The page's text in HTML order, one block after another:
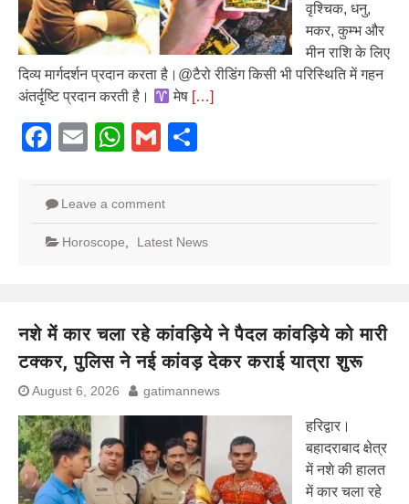
वृश्चिक, धनु,
मकर, कुम्भ और
मीन राशि के लिए
दिव्य मार्गदर्शन प्रदान करता है।@टैरो रीडिंग किसी भी परिस्थिति में गहन
अंतर्दृष्टि प्रदान करती है।
मेष […]
Facebook
EmailWhatsApp
Gmail
Leave a comment
Horoscope Latest News
नशे में कार चला रहे कांवड़िये ने पैदल कांवड़िये को मारी
टक्कर, पुलिस ने नई कांवड़ देकर कराई यात्रा शुरू
August 6, 2026 gatimannews
हरिद्वार।
बहादराबाद क्षेत्र
में नशे की हालत
में कार चला रहे